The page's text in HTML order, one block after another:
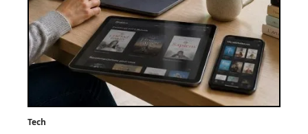
Tech